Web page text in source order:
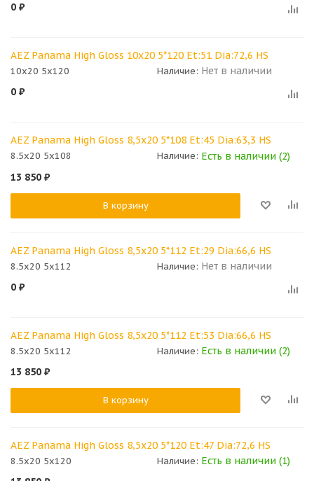
0 ₽
AEZ Panama High Gloss 10x20 5*120 Et:51 Dia:72,6 HS
10x20 5x120 Наличие: Нет в наличии
0 ₽
AEZ Panama High Gloss 8,5x20 5*108 Et:45 Dia:63,3 HS
8.5x20 5x108 Наличие: Есть в наличии (2)
13 850 ₽
В корзину
AEZ Panama High Gloss 8,5x20 5*112 Et:29 Dia:66,6 HS
8.5x20 5x112 Наличие: Нет в наличии
0 ₽
AEZ Panama High Gloss 8,5x20 5*112 Et:53 Dia:66,6 HS
8.5x20 5x112 Наличие: Есть в наличии (2)
13 850 ₽
В корзину
AEZ Panama High Gloss 8,5x20 5*120 Et:47 Dia:72,6 HS
8.5x20 5x120 Наличие: Есть в наличии (1)